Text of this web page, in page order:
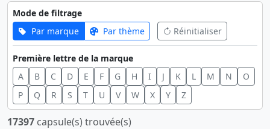
Mode de filtrage
Par marque
Par thème Réinitialiser
Première lettre de la marque
A
B C D E F G H I J K L M N
O
P
Q R S T U V W X Y Z
17397 capsule(s) trouvée(s)